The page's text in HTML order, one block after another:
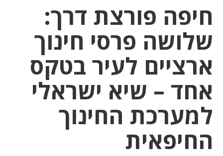
חיפה פורצת דרך:
שלושה פרסי חינוך
ארציים לעיר בטקס
אחד – שיא ישראלי
למערכת החינוך
החיפאית